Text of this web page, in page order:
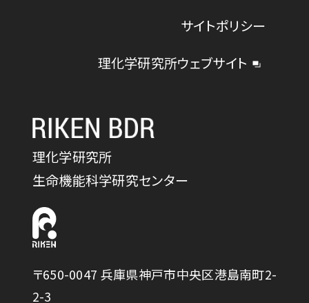
サイトポリシー
理化学研究所ウェブサイト
理化学研究所
生命機能科学研究センター
〒650-0047 兵庫県神戸市中央区港島南町2-
2-3